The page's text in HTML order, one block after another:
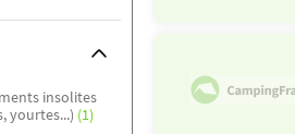
insolites
yourtes...) (1)